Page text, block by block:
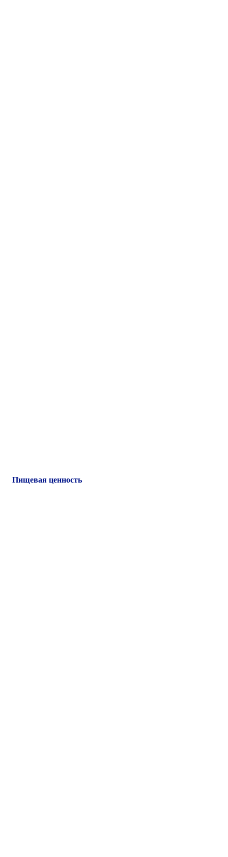
Пищевая ценность